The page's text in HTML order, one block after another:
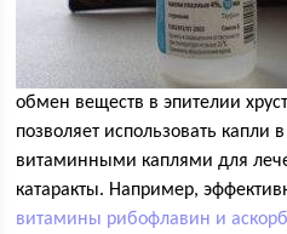
обмен веществ в эпителии
позволяет использовать
витаминными каплями для
катаракты. Например,
витамины рибофлавин и